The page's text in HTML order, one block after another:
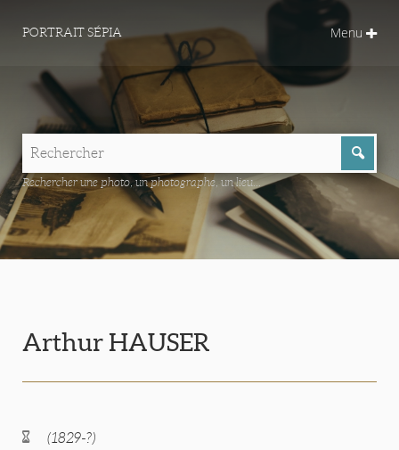
PORTRAIT SÉPIA Menu
Rechercher une photo, un photographe, un lieu...
Arthur HAUSER
(1829-?)